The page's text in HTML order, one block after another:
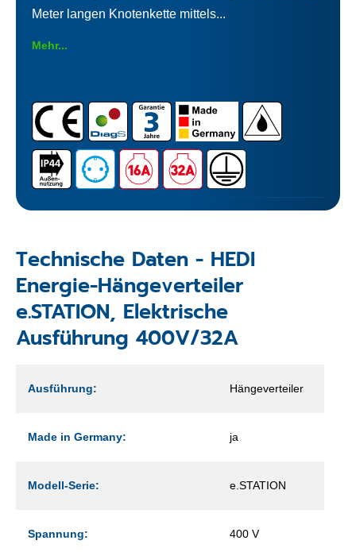
Meter langen Knotenkette mittels...
Mehr...
Technische Daten - HEDI
Energie-Hängeverteiler
e.STATION, Elektrische
Ausführung 400V/32A
Ausführung: Hängeverteiler
Made in Germany: ja
Modell-Serie: e.STATION
Spannung: 400 V